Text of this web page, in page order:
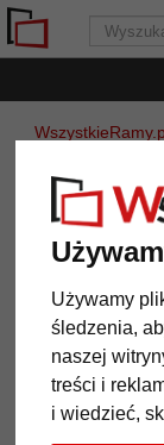
Używamy
śledzenia,
naszej
treści i
i wiedzieć,
Rama
wymiar